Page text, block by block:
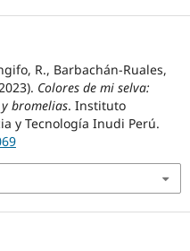
R., Barbachán-Ruales,
Colores de mi selva:
bromelias. Instituto
y Tecnología Inudi Perú.